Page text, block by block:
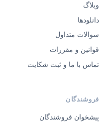
وبلاگ
دانلودها
سوالات متداول
قوانین و مقررات
تماس با ما و ثبت شکایت
فروشندگان
پیشخوان فروشندگان